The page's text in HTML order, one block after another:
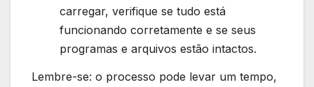
carregar, verifique se tudo está
funcionando corretamente e se seus
programas e arquivos estão intactos.
Lembre-se: o processo pode levar um tempo,